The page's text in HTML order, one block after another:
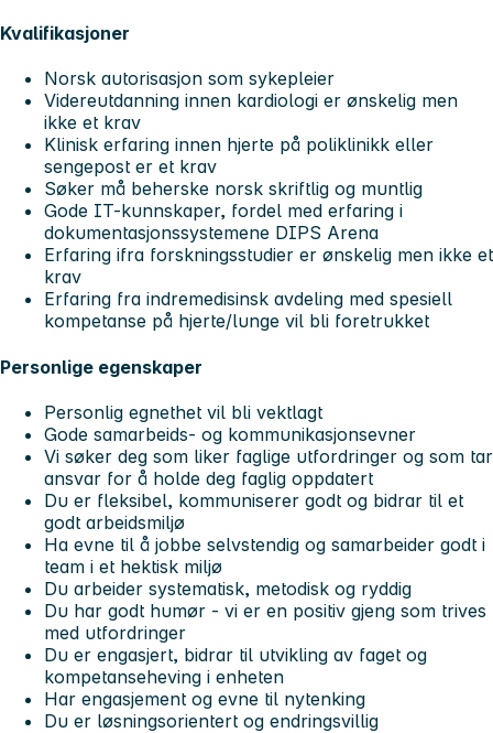
Kvalifikasjoner
Norsk autorisasjon som sykepleier
Videreutdanning innen kardiologi er ønskelig men
ikke et krav
Klinisk erfaring innen hjerte på poliklinikk eller
sengepost er et krav
Søker må beherske norsk skriftlig og muntlig
Gode IT-kunnskaper, fordel med erfaring i
dokumentasjonssystemene DIPS Arena
Erfaring ifra forskningsstudier er ønskelig men ikke et
krav
Erfaring fra indremedisinsk avdeling med spesiell
kompetanse på hjerte/lunge vil bli foretrukket
Personlige egenskaper
Personlig egnethet vil bli vektlagt
Gode samarbeids- og kommunikasjonsevner
Vi søker deg som liker faglige utfordringer og som tar
ansvar for å holde deg faglig oppdatert
Du er fleksibel, kommuniserer godt og bidrar til et
godt arbeidsmiljø
Ha evne til å jobbe selvstendig og samarbeider godt i
team i et hektisk miljø
Du arbeider systematisk, metodisk og ryddig
Du har godt humør - vi er en positiv gjeng som trives
med utfordringer
Du er engasjert, bidrar til utvikling av faget og
kompetanseheving i enheten
Har engasjement og evne til nytenking
Du er løsningsorientert og endringsvillig